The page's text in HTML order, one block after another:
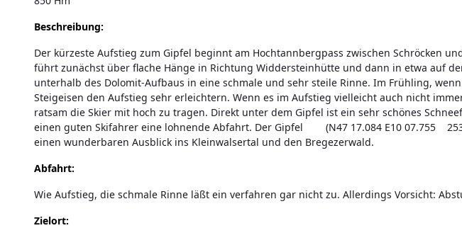
Beschreibung:
Der kürzeste Aufstieg zum Gipfel beginnt am Hochtannbergpass zwischen Schröcken
führt zunächst über flache Hänge in Richtung Widdersteinhütte und dann in etwa auf
unterhalb des Dolomit-Aufbaus in eine schmale und sehr steile Rinne. Im Frühling,
Steigeisen den Aufstieg sehr erleichtern. Wenn es im Aufstieg vielleicht auch nicht
ratsam die Skier mit hoch zu tragen. Direkt unter dem Gipfel ist ein sehr schönes
einen guten Skifahrer eine lohnende Abfahrt. Der Gipfel (N47 17.084 E10 07.755
einen wunderbaren Ausblick ins Kleinwalsertal und den Bregezerwald.
Abfahrt:
Wie Aufstieg, die schmale Rinne läßt ein verfahren gar nicht zu. Allerdings Vorsicht:
Zielort: